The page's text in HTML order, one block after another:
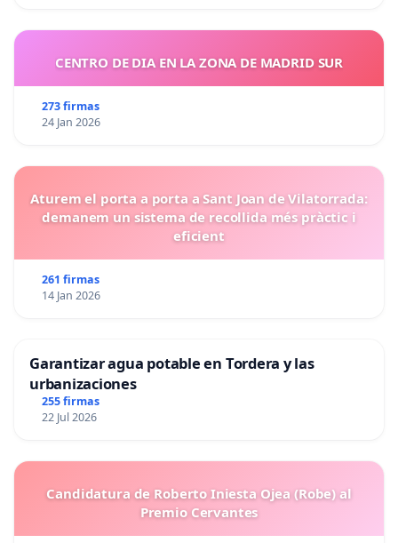
CENTRO DE DIA EN LA ZONA DE MADRID SUR
273 firmas
24 Jan 2026
Aturem el porta a porta a Sant Joan de Vilatorrada:
demanem un sistema de recollida més pràctic i
eficient
261 firmas
14 Jan 2026
Garantizar agua potable en Tordera y las
urbanizaciones
255 firmas
22 Jul 2026
Candidatura de Roberto Iniesta Ojea (Robe) al
Premio Cervantes